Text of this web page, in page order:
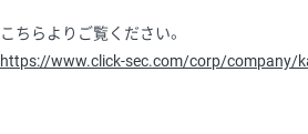
こちらよりご覧ください。
https://www.click-sec.com/corp/company/